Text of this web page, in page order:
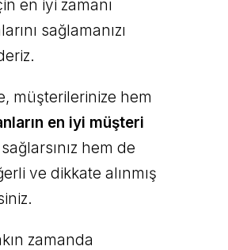
en iyi zamanı
sağlamanızı
müşterilerinize hem
en iyi müşteri
sağlarsınız hem de
ve dikkate alınmış
zamanda